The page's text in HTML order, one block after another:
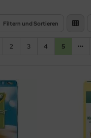
Filtern und Sortieren
2 3 4 5